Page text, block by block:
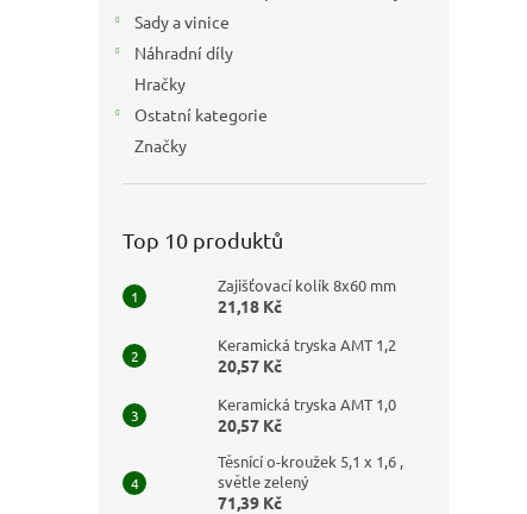
Sady a vinice
Náhradní díly
Hračky
Ostatní kategorie
Značky
Top 10 produktů
Zajišťovací kolík 8x60 mm
21,18 Kč
Keramická tryska AMT 1,2
20,57 Kč
Keramická tryska AMT 1,0
20,57 Kč
Těsnící o-kroužek 5,1 x 1,6 ,
světle zelený
71,39 Kč